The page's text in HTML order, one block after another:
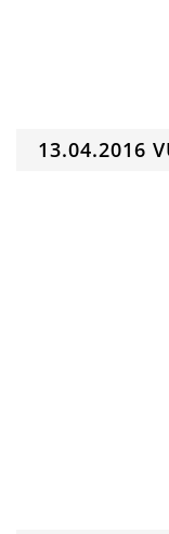
13.04.2016